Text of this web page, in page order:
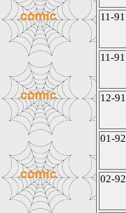
11-91
11-91
12-91
01-92
02-92